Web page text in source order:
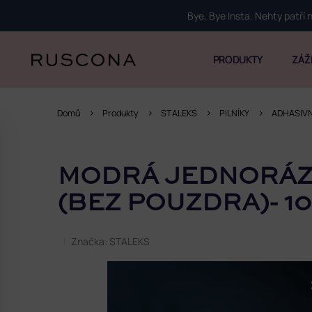
obsah
Bye, Bye Insta. Nehty patří
PRODUKTY
Domů Produkty STALEKS PILNÍKY
o
s
t
r
MODRÁ
(BEZ POUZDRA)-
Značka: STALEKS